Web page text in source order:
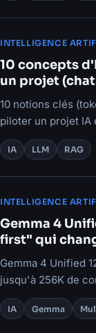
INTELLIGENCE
10 concepts
un projet
10 notions clés
piloter un projet IA
IA LLM RAG
INTELLIGENCE
Gemma 4
first" qui
Gemma 4 Unified
jusqu'à 256K de
appareils.
IA Gemma